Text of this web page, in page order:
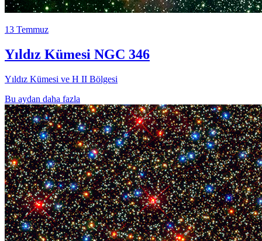
13 Temmuz
Yıldız Kümesi NGC 346
Yıldız Kümesi ve H II Bölgesi
Bu aydan daha fazla